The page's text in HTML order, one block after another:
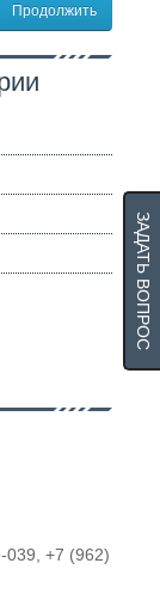
Продолжить
+7 (962)
ЗАДАТЬ ВОПРОС